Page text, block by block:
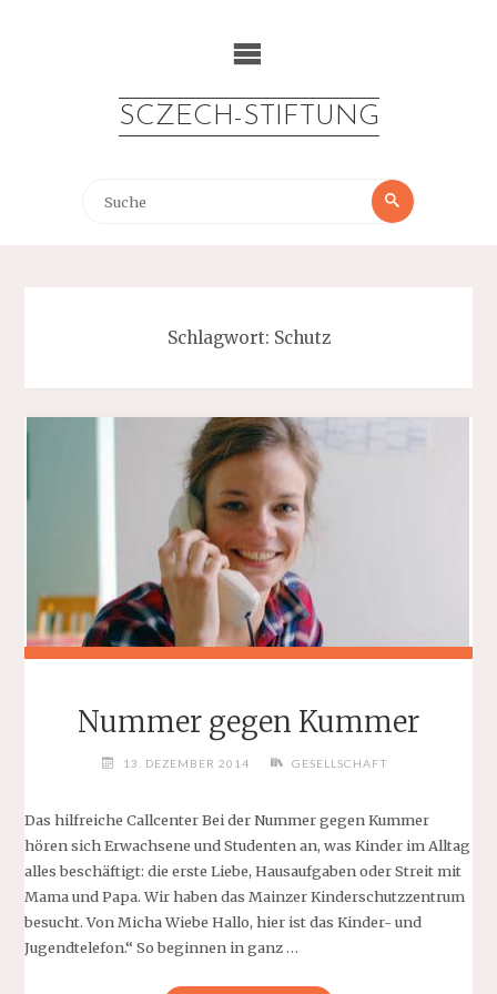
SCZECH-STIFTUNG
Suche
Suche
Schlagwort: Schutz
Nummer gegen Kummer
13. DEZEMBER 2014 GESELLSCHAFT
Das hilfreiche Callcenter Bei der Nummer gegen Kummer
hören sich Erwachsene und Studenten an, was Kinder im Alltag
alles beschäftigt: die erste Liebe, Hausaufgaben oder Streit mit
Mama und Papa. Wir haben das Mainzer Kinderschutzzentrum
besucht. Von Micha Wiebe Hallo, hier ist das Kinder- und
Jugendtelefon.“ So beginnen in ganz …